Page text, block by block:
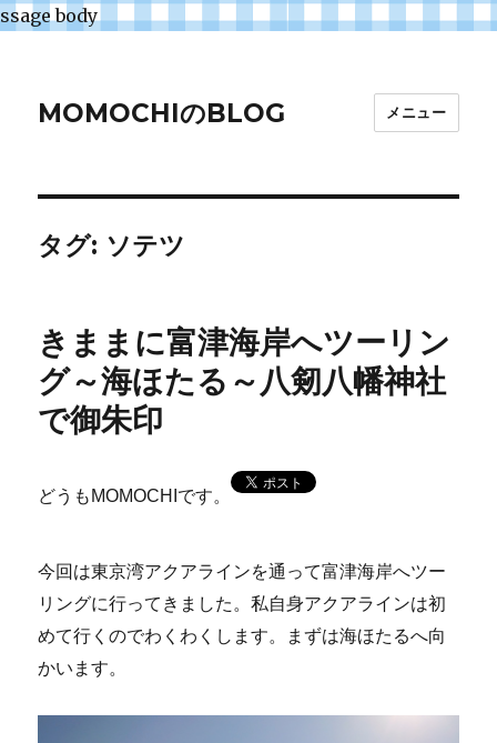
ssage body
MOMOCHIのBLOG メニュー
タグ: ソテツ
きままに富津海岸へツーリン
グ～海ほたる～八剱八幡神社
で御朱印
どうもMOMOCHIです。
今回は東京湾アクアラインを通って富津海岸へツー
リングに行ってきました。私自身アクアラインは初
めて行くのでわくわくします。まずは海ほたるへ向
かいます。